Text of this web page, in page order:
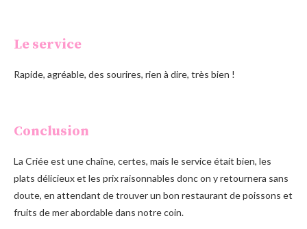
Le service
Rapide, agréable, des sourires, rien à dire, très bien !
Conclusion
La Criée est une chaîne, certes, mais le service était bien, les
plats délicieux et les prix raisonnables donc on y retournera sans
doute, en attendant de trouver un bon restaurant de poissons et
fruits de mer abordable dans notre coin.